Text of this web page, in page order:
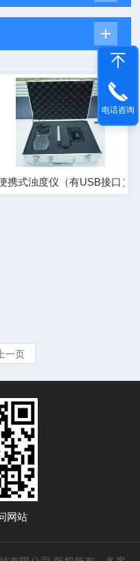
携式浊度仪（有USB接口）
上一页
网站
电话咨询